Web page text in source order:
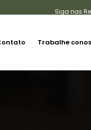
Trabalhe